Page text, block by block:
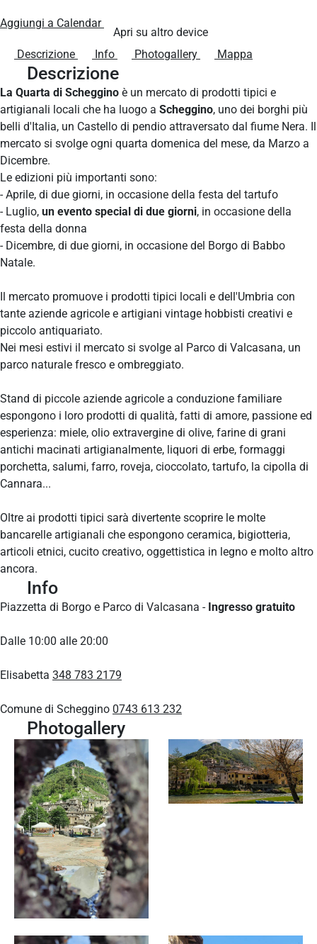
Aggiungi a Calendar
Apri su altro device
Descrizione
Info Photogallery Mappa
Descrizione
La Quarta di Scheggino è un mercato di prodotti tipici e
artigianali locali che ha luogo a Scheggino, uno dei borghi più
belli d'Italia, un Castello di pendio attraversato dal fiume Nera. Il
mercato si svolge ogni quarta domenica del mese, da Marzo a
Dicembre.
Le edizioni più importanti sono:
- Aprile, di due giorni, in occasione della festa del tartufo
- Luglio, un evento special di due giorni, in occasione della
festa della donna
- Dicembre, di due giorni, in occasione del Borgo di Babbo
Natale.
Il mercato promuove i prodotti tipici locali e dell'Umbria con
tante aziende agricole e artigiani vintage hobbisti creativi e
piccolo antiquariato.
Nei mesi estivi il mercato si svolge al Parco di Valcasana, un
parco naturale fresco e ombreggiato.
Stand di piccole aziende agricole a conduzione familiare
espongono i loro prodotti di qualità, fatti di amore, passione ed
esperienza: miele, olio extravergine di olive, farine di grani
antichi macinati artigianalmente, liquori di erbe, formaggi
porchetta, salumi, farro, roveja, cioccolato, tartufo, la cipolla di
Cannara...
Oltre ai prodotti tipici sarà divertente scoprire le molte
bancarelle artigianali che espongono ceramica, bigiotteria,
articoli etnici, cucito creativo, oggettistica in legno e molto altro
ancora.
Info
Piazzetta di Borgo e Parco di Valcasana - Ingresso gratuito
Dalle 10:00 alle 20:00
Elisabetta 348 783 2179
Comune di Scheggino 0743 613 232
Photogallery